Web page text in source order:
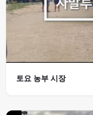
토요 농부 시장